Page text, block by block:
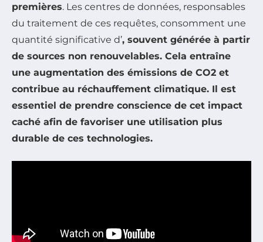
premières. Les centres de données, responsables
du traitement de ces requêtes, consomment une
quantité significative d’, souvent générée à partir
de sources non renouvelables. Cela entraîne
une augmentation des émissions de CO2 et
contribue au réchauffement climatique. Il est
essentiel de prendre conscience de cet impact
caché afin de favoriser une utilisation plus
durable de ces technologies.